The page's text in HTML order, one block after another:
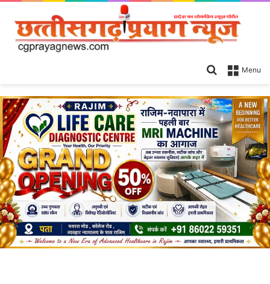
Menu
Search